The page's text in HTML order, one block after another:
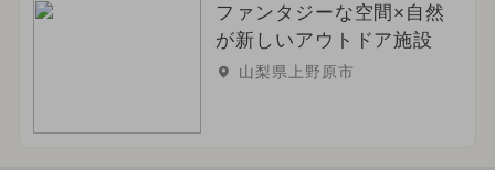
ファンタジーな空間×自然
が新しいアウトドア施設
山梨県上野原市